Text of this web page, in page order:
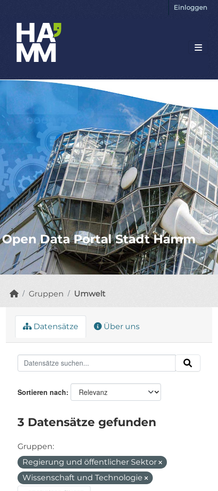
Einloggen
Open Data Portal Stadt Hamm
Gruppen Umwelt
Datensätze Über uns
Sortieren nach
3 Datensätze gefunden
Gruppen:
Regierung und öffentlicher Sektor
Wissenschaft und Technologie